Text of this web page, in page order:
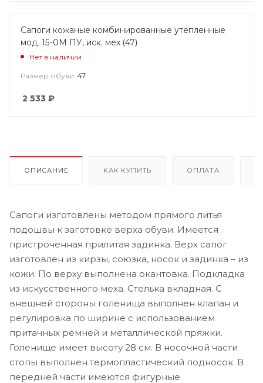
Сапоги кожаные комбинированные утепленные
мод. 15-0М ПУ, иск. мех (47)
Нет в наличии
Размер обуви: 47
2 533 ₽
ОПИСАНИЕ КАК КУПИТЬ ОПЛАТА
Сапоги изготовлены методом прямого литья
подошвы к заготовке верха обуви. Имеется
пристроченная прилитая задинка. Верх сапог
изготовлен из кирзы, союзка, носок и задинка – из
кожи. По верху выполнена окантовка. Подкладка
из искусственного меха. Стелька вкладная. С
внешней стороны голенища выполнен клапан и
регулировка по ширине с использованием
притачных ремней и металлической пряжки.
Голенище имеет высоту 28 см. В носочной части
стопы выполнен термопластический подносок. В
передней части имеются фигурные